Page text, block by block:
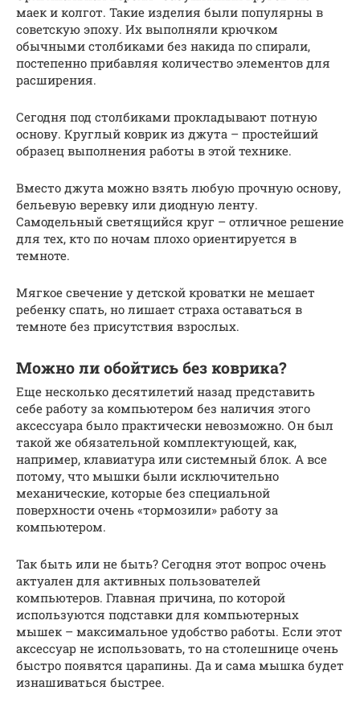
маек и колгот. Такие изделия были популярны в
советскую эпоху. Их выполняли крючком
обычными столбиками без накида по спирали,
постепенно прибавляя количество элементов для
расширения.
Сегодня под столбиками прокладывают потную
основу. Круглый коврик из джута – простейший
образец выполнения работы в этой технике.
Вместо джута можно взять любую прочную основу,
бельевую веревку или диодную ленту.
Самодельный светящийся круг – отличное решение
для тех, кто по ночам плохо ориентируется в
темноте.
Мягкое свечение у детской кроватки не мешает
ребенку спать, но лишает страха оставаться в
темноте без присутствия взрослых.
Можно ли обойтись без коврика?
Еще несколько десятилетий назад представить
себе работу за компьютером без наличия этого
аксессуара было практически невозможно. Он был
такой же обязательной комплектующей, как,
например, клавиатура или системный блок. А все
потому, что мышки были исключительно
механические, которые без специальной
поверхности очень «тормозили» работу за
компьютером.
Так быть или не быть? Сегодня этот вопрос очень
актуален для активных пользователей
компьютеров. Главная причина, по которой
используются подставки для компьютерных
мышек – максимальное удобство работы. Если этот
аксессуар не использовать, то на столешнице очень
быстро появятся царапины. Да и сама мышка будет
изнашиваться быстрее.